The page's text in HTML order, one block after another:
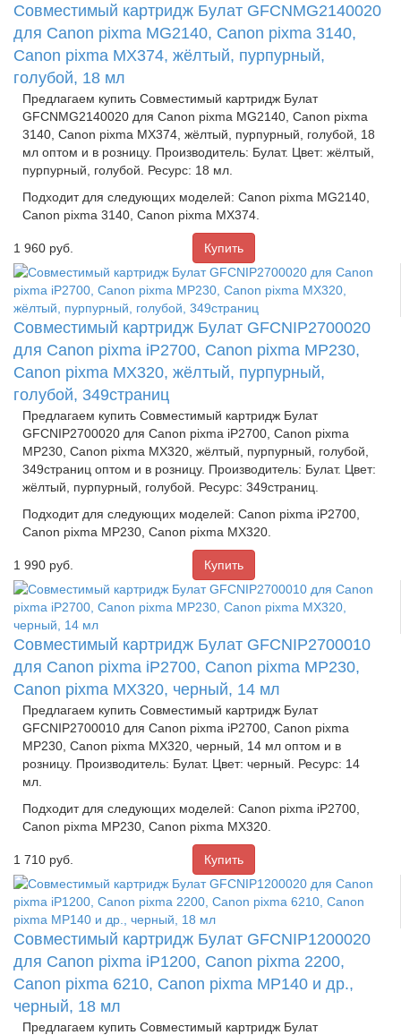
Совместимый картридж Булат GFCNMG2140020
для Canon pixma MG2140, Canon pixma 3140,
Canon pixma MX374, жёлтый, пурпурный,
голубой, 18 мл
Предлагаем купить Совместимый картридж Булат
GFCNMG2140020 для Canon pixma MG2140, Canon pixma
3140, Canon pixma MX374, жёлтый, пурпурный, голубой, 18
мл оптом и в розницу. Производитель: Булат. Цвет: жёлтый,
пурпурный, голубой. Ресурс: 18 мл.
Подходит для следующих моделей: Canon pixma MG2140,
Canon pixma 3140, Canon pixma MX374.
1 960 руб.
Совместимый картридж Булат GFCNIP2700020
для Canon pixma iP2700, Canon pixma MP230,
Canon pixma MX320, жёлтый, пурпурный,
голубой, 349страниц
Предлагаем купить Совместимый картридж Булат
GFCNIP2700020 для Canon pixma iP2700, Canon pixma
MP230, Canon pixma MX320, жёлтый, пурпурный, голубой,
349страниц оптом и в розницу. Производитель: Булат. Цвет:
жёлтый, пурпурный, голубой. Ресурс: 349страниц.
Подходит для следующих моделей: Canon pixma iP2700,
Canon pixma MP230, Canon pixma MX320.
1 990 руб.
Совместимый картридж Булат GFCNIP2700010
для Canon pixma iP2700, Canon pixma MP230,
Canon pixma MX320, черный, 14 мл
Предлагаем купить Совместимый картридж Булат
GFCNIP2700010 для Canon pixma iP2700, Canon pixma
MP230, Canon pixma MX320, черный, 14 мл оптом и в
розницу. Производитель: Булат. Цвет: черный. Ресурс: 14
мл.
Подходит для следующих моделей: Canon pixma iP2700,
Canon pixma MP230, Canon pixma MX320.
1 710 руб.
Совместимый картридж Булат GFCNIP1200020
для Canon pixma iP1200, Canon pixma 2200,
Canon pixma 6210, Canon pixma MP140 и др.,
черный, 18 мл
Предлагаем купить Совместимый картридж Булат